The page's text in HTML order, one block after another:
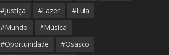
#Justiça
#Lazer
#Lula
#Mundo
#Música
#Oportunidade
#Osasco